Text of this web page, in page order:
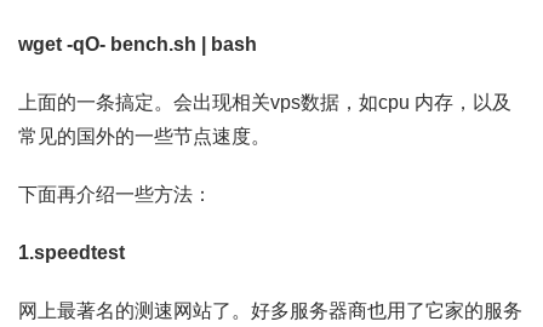
wget -qO- bench.sh | bash
上面的一条搞定。会出现相关vps数据，如cpu 内存，以及
常见的国外的一些节点速度。
下面再介绍一些方法：
1.speedtest
网上最著名的测速网站了。好多服务器商也用了它家的服务